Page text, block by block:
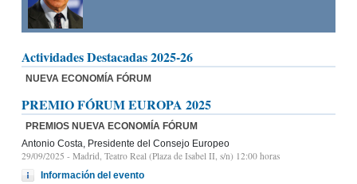
Actividades Destacadas 2025-26
NUEVA ECONOMÍA FÓRUM
PREMIO FÓRUM EUROPA 2025
PREMIOS NUEVA ECONOMÍA FÓRUM
Antonio Costa, Presidente del Consejo Europeo
29/09/2025 - Madrid, Teatro Real (Plaza de Isabel II, s/n) 12:00 horas
Información del evento